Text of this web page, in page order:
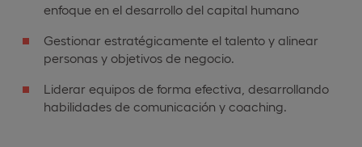
enfoque en el desarrollo del capital humano
Gestionar estratégicamente el talento y alinear
personas y objetivos de negocio.
Liderar equipos de forma efectiva, desarrollando
habilidades de comunicación y coaching.